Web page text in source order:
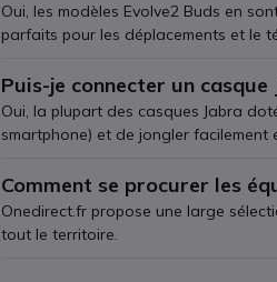
Oui, les modèles Evolve2 Buds en
parfaits pour les déplacements et le
Puis-je connecter un
Oui, la plupart des casques Jabra
smartphone) et de jongler facilement
Comment se procurer les
Onedirect.fr propose une large
tout le territoire.